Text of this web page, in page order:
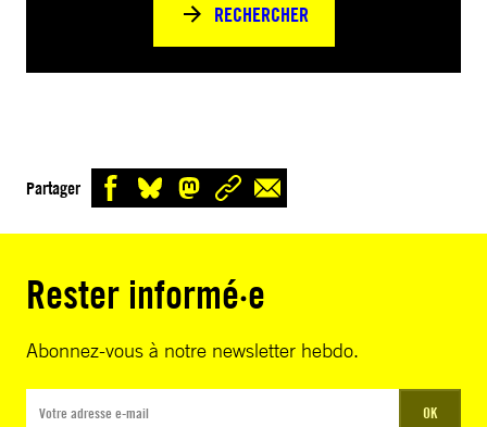
RECHERCHER
Partager
Rester informé·e
Abonnez-vous à notre newsletter hebdo.
OK